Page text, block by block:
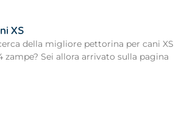
XS
della migliore pettorina per cani XS
zampe? Sei allora arrivato sulla pagina